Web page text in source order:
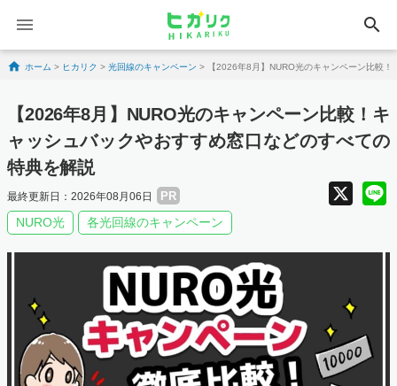
search
Skip to content
ホーム > ヒカリク > 光回線のキャンペーン > 【2026年8月】NURO光のキャンペーン比較
【2026年8月】NURO光のキャンペーン比較！キ
ャッシュバックやおすすめ窓口などのすべての
特典を解説
最終更新日：2026年08月06日 PR X
NURO光 各光回線のキャンペーン